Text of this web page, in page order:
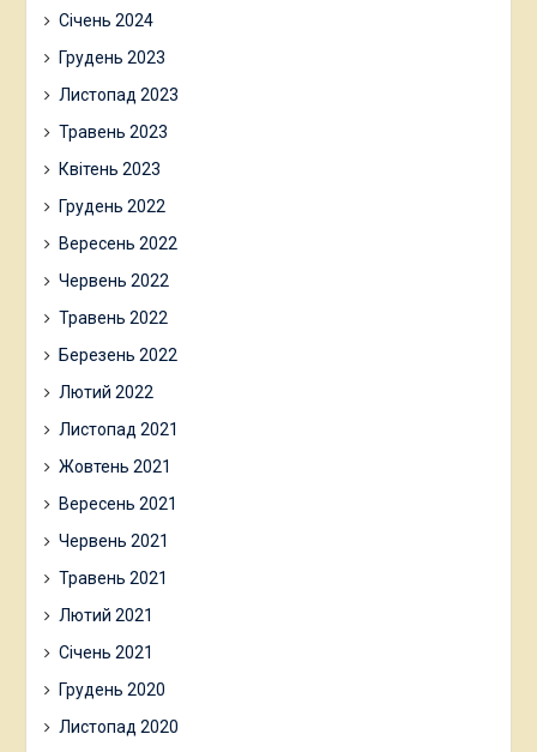
Січень 2024
Грудень 2023
Листопад 2023
Травень 2023
Квітень 2023
Грудень 2022
Вересень 2022
Червень 2022
Травень 2022
Березень 2022
Лютий 2022
Листопад 2021
Жовтень 2021
Вересень 2021
Червень 2021
Травень 2021
Лютий 2021
Січень 2021
Грудень 2020
Листопад 2020